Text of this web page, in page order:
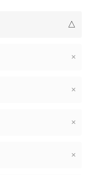
△
×
×
×
×